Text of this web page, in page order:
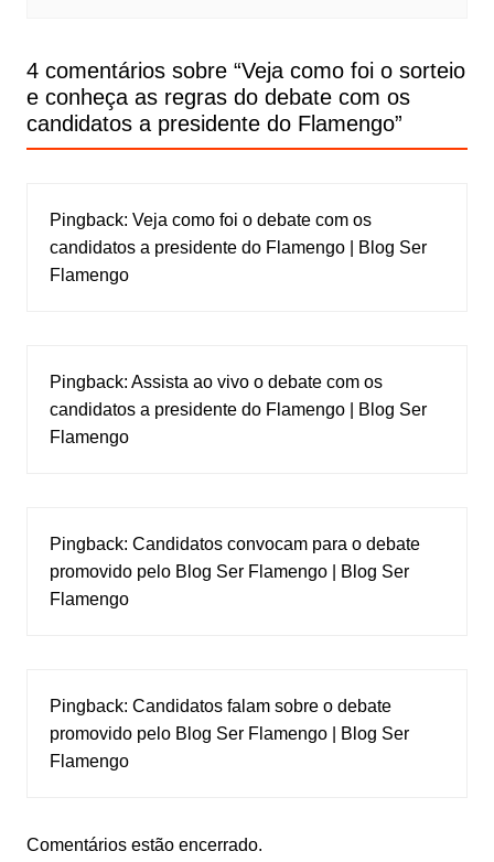
4 comentários sobre “Veja como foi o sorteio
e conheça as regras do debate com os
candidatos a presidente do Flamengo”
Pingback: Veja como foi o debate com os
candidatos a presidente do Flamengo | Blog Ser
Flamengo
Pingback: Assista ao vivo o debate com os
candidatos a presidente do Flamengo | Blog Ser
Flamengo
Pingback: Candidatos convocam para o debate
promovido pelo Blog Ser Flamengo | Blog Ser
Flamengo
Pingback: Candidatos falam sobre o debate
promovido pelo Blog Ser Flamengo | Blog Ser
Flamengo
Comentários estão encerrado.